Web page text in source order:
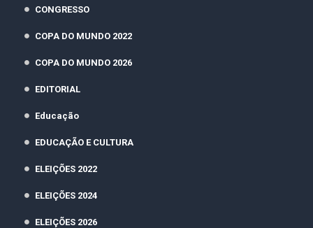
CONGRESSO
COPA DO MUNDO 2022
COPA DO MUNDO 2026
EDITORIAL
Educação
EDUCAÇÃO E CULTURA
ELEIÇÕES 2022
ELEIÇÕES 2024
ELEIÇÕES 2026